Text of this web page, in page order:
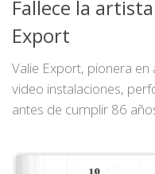
Fallece la
Export
Valie Export, pionera
video instalaciones,
antes de cumplir 86